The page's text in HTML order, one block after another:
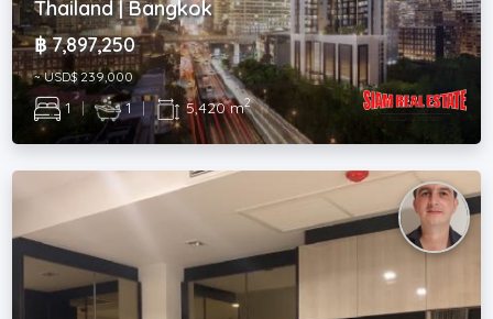
Thailand | Bangkok
฿ 7,897,250
~ USD$ 239,000
1 | 1 | 5,420 m2